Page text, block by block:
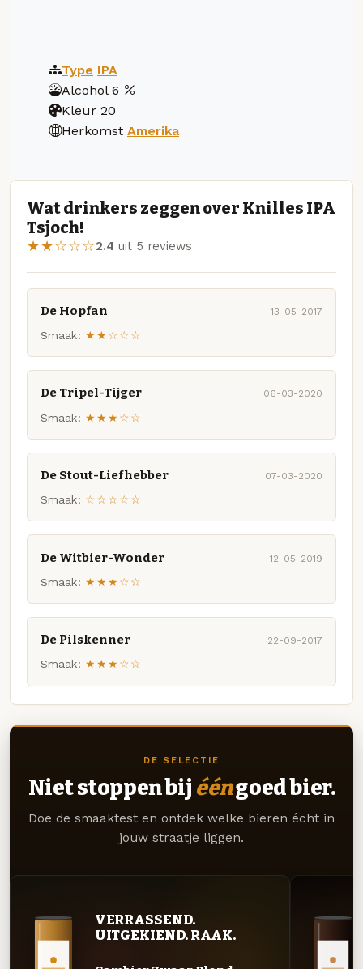
Type IPA
Alcohol 6
Kleur 20
Herkomst Amerika
Wat drinkers zeggen over Knilles IPA
Tsjoch!
★★☆☆☆2.4 uit 5 reviews
De Hopfan 13-05-2017
Smaak: ★★☆☆☆
De Tripel-Tijger 06-03-2020
Smaak: ★★★☆☆
De Stout-Liefhebber 07-03-2020
Smaak: ☆☆☆☆☆
De Witbier-Wonder 12-05-2019
Smaak: ★★★☆☆
De Pilskenner 22-09-2017
Smaak: ★★★☆☆
DE SELECTIE
Niet stoppen bij ééngoed bier.
Doe de smaaktest en ontdek welke bieren écht in
jouw straatje liggen.
VERRASSEND.
UITGEKIEND. RAAK.